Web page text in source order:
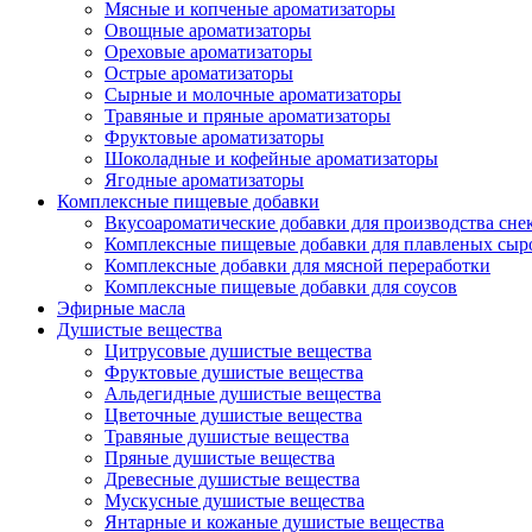
Мясные и копченые ароматизаторы
Овощные ароматизаторы
Ореховые ароматизаторы
Острые ароматизаторы
Сырные и молочные ароматизаторы
Травяные и пряные ароматизаторы
Фруктовые ароматизаторы
Шоколадные и кофейные ароматизаторы
Ягодные ароматизаторы
Комплексные пищевые добавки
Вкусоароматические добавки для производства
Комплексные пищевые добавки для плавленых
Комплексные добавки для мясной переработки
Комплексные пищевые добавки для соусов
Эфирные масла
Душистые вещества
Цитрусовые душистые вещества
Фруктовые душистые вещества
Альдегидные душистые вещества
Цветочные душистые вещества
Травяные душистые вещества
Пряные душистые вещества
Древесные душистые вещества
Мускусные душистые вещества
Янтарные и кожаные душистые вещества